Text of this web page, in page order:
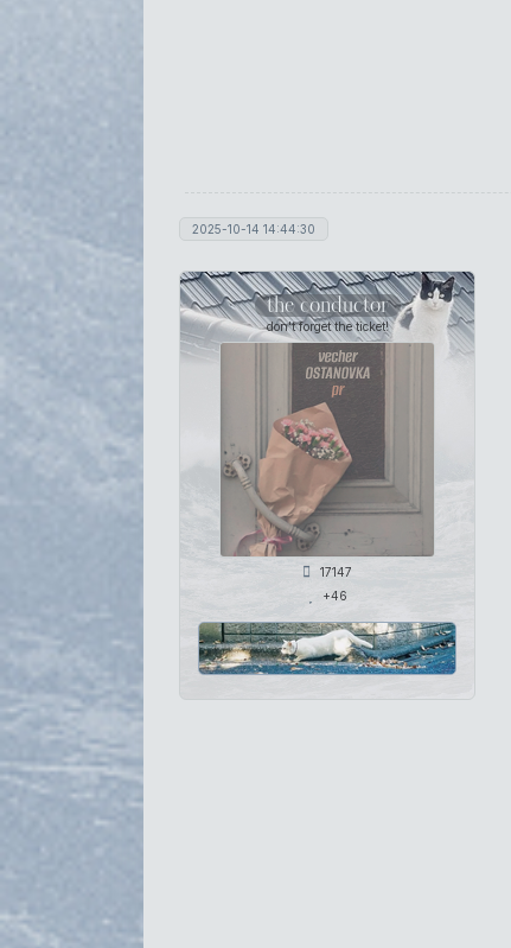
2025-10-14 14:44:30
the conductor
don't forget the ticket!
17147
+46